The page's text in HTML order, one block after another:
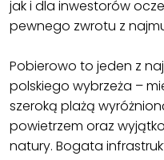
jak i dla inwestorów
pewnego zwrotu z
Pobierowo to jeden z
polskiego wybrzeża –
szeroką plażą
powietrzem oraz
natury. Bogata